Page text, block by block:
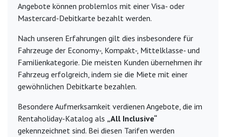
Angebote können problemlos mit einer Visa- oder
Mastercard-Debitkarte bezahlt werden.
Nach unseren Erfahrungen gilt dies insbesondere für
Fahrzeuge der Economy-, Kompakt-, Mittelklasse- und
Familienkategorie. Die meisten Kunden übernehmen ihr
Fahrzeug erfolgreich, indem sie die Miete mit einer
gewöhnlichen Debitkarte bezahlen.
Besondere Aufmerksamkeit verdienen Angebote, die im
Rentaholiday-Katalog als „All Inclusive“
gekennzeichnet sind. Bei diesen Tarifen werden